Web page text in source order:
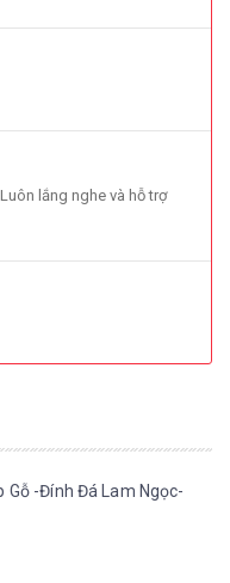
lắng nghe và hỗ trợ
Gỗ -Đính Đá Lam Ngọc-